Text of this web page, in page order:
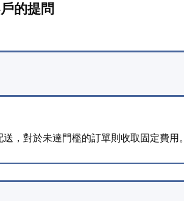
的提問
，對於未達門檻的訂單則收取固定費用。